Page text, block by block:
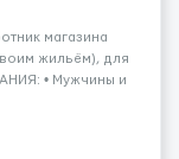
магазина
жильём), для
• Мужчины и